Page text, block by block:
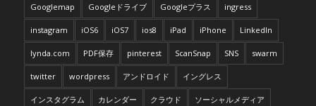
Googlemap Googleドライブ Googleプラス ingress
instagram iOS6 iOS7 ios8 iPad iPhone LinkedIn
lynda.com PDF保存 pinterest ScanSnap SNS swarm
twitter wordpress アンドロイド イングレス
インスタグラム カレンダー クラウド ソーシャルメディア